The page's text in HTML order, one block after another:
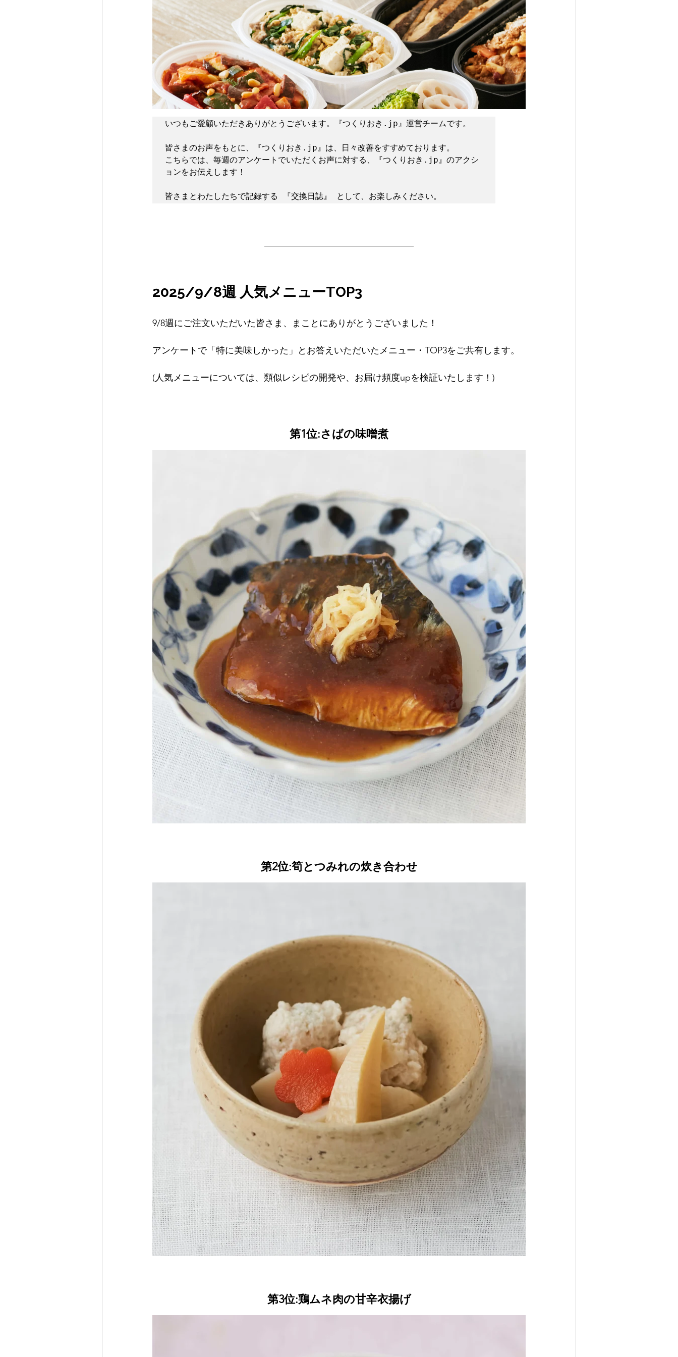
いつもご愛顧いただきありがとうございます。『つくりおき . jp』運営チームです。
皆さまのお声をもとに、『つくりおき . jp』は、日々改善をすすめております。
こちらでは、毎週のアンケートでいただくお声に対する、『つくりおき . jp』のアクシ
ョンをお伝えします！
皆さまとわたしたちで記録する 『交換日誌』 として、お楽しみください。
2025/9/8週 人気メニューTOP3
9/8週にご注文いただいた皆さま、まことにありがとうございました！
アンケートで「特に美味しかった」とお答えいただいたメニュー・TOP3をご共有します。
(人気メニューについては、類似レシピの開発や、お届け頻度upを検証いたします！)
第1位:さばの味噌煮
第2位:筍とつみれの炊き合わせ
第3位:鶏ムネ肉の甘辛衣揚げ